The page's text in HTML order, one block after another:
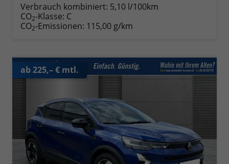
Verbrauch kombiniert: 5,10 l/100km
CO2-Klasse: C
CO2-Emissionen: 115,00 g/km
ab 225,– € mtl.